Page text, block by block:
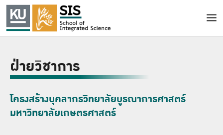
ฝ่ายวิชาการ
โครงสร้างบุคลากรวิทยาลัยบูรณาการศาสตร์
มหาวิทยาลัยเกษตรศาสตร์